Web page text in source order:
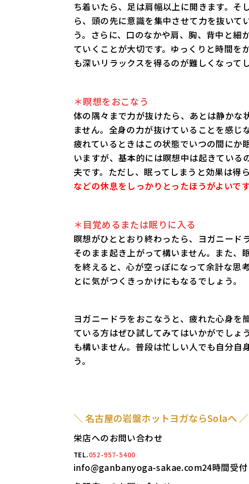
ち着いたら、足は肩幅以上に開きます。そ
ら、頭の先に意識を集中させて力を抜いて
う。さらに、口のなかや肩、胸、背中と細
ていくことが大切です。ゆっくりと時間を
も深いリラックスを得るのが難しくなってし
＊瞑想をおこなう
体の隅々まで力が抜けたら、あとは静かな
ません。全身の力が抜けていることを感じ
疲れているときはこの状態でいつの間にか
いますが、基本的には瞑想中は起きている
夫です。ただし、眠ってしまうと効果は得
などの休息をしっかりとったほうがよいです
＊目覚めるまたは眠りに入る
瞑想がひととおり終わったら、ヨガニード
そのまま起き上がって構いません。また、
を終えると、心が空っぽになって余計な思
とに気がつくきっかけにもなるでしょう。
ヨガニードラをおこなうと、疲れた心身を
ている方はぜひ試してみてはいかがでしょう
も構いません。普段は忙しい人でも自分自
う。
＼ 名古屋の岩盤ホットヨガならSolaへ ／
栄店へのお問い合わせ
TEL.052-957-5400
info@ganbanyoga-sakae.com24時間受付